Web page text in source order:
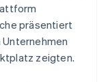
präsentiert
zeigten.